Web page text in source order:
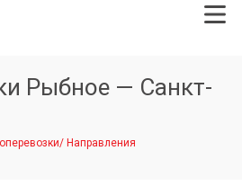
Рыбное — Санкт-
/ Направления